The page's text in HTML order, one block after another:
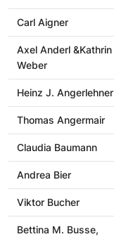
Carl Aigner
Axel Anderl &Kathrin
Weber
Heinz J. Angerlehner
Thomas Angermair
Claudia Baumann
Andrea Bier
Viktor Bucher
Bettina M. Busse,